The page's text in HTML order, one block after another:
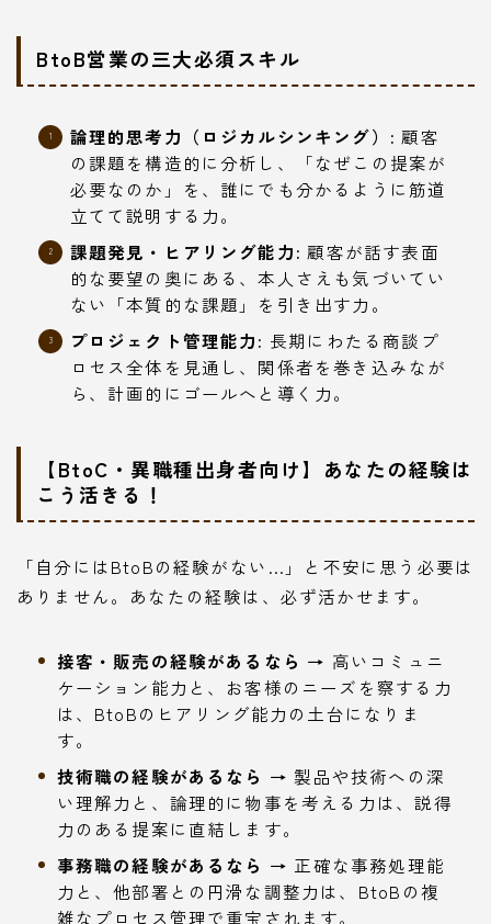
BtoB営業の三大必須スキル
論理的思考力（ロジカルシンキング）: 顧客
の課題を構造的に分析し、「なぜこの提案が
必要なのか」を、誰にでも分かるように筋道
立てて説明する力。
課題発見・ヒアリング能力: 顧客が話す表面
的な要望の奥にある、本人さえも気づいてい
ない「本質的な課題」を引き出す力。
プロジェクト管理能力: 長期にわたる商談プ
ロセス全体を見通し、関係者を巻き込みなが
ら、計画的にゴールへと導く力。
【BtoC・異職種出身者向け】あなたの経験は
こう活きる！
「自分にはBtoBの経験がない…」と不安に思う必要は
ありません。あなたの経験は、必ず活かせます。
接客・販売の経験があるなら → 高いコミュニ
ケーション能力と、お客様のニーズを察する力
は、BtoBのヒアリング能力の土台になりま
す。
技術職の経験があるなら → 製品や技術への深
い理解力と、論理的に物事を考える力は、説得
力のある提案に直結します。
事務職の経験があるなら → 正確な事務処理能
力と、他部署との円滑な調整力は、BtoBの複
雑なプロセス管理で重宝されます。